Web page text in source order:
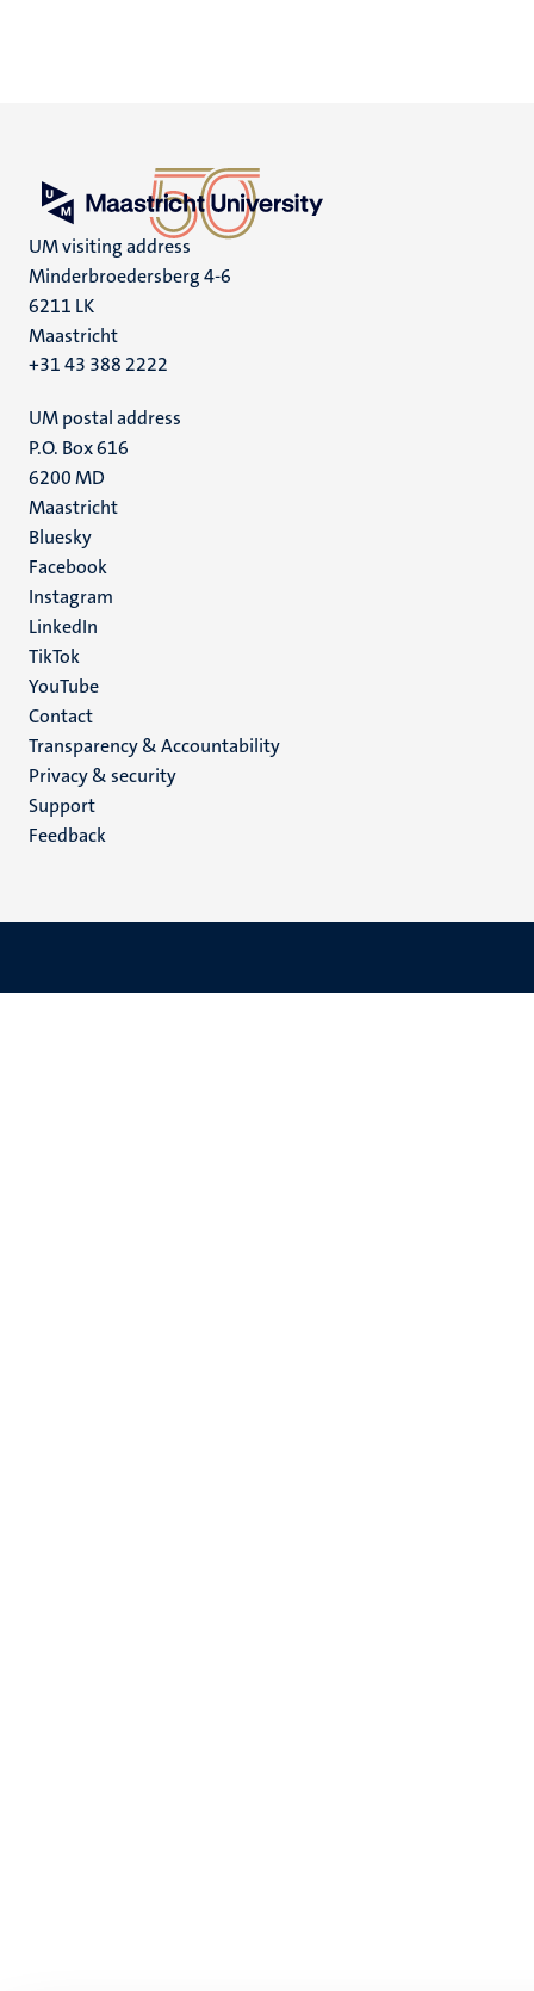
UM visiting address
Minderbroedersberg 4-6
6211 LK
Maastricht
+31 43 388 2222
UM postal address
P.O. Box 616
6200 MD
Maastricht
Social
media
Bluesky
Facebook
Instagram
LinkedIn
TikTok
YouTube
Menu
footer
(EN)
Contact
Transparency & Accountability
Privacy & security
Support
Feedback